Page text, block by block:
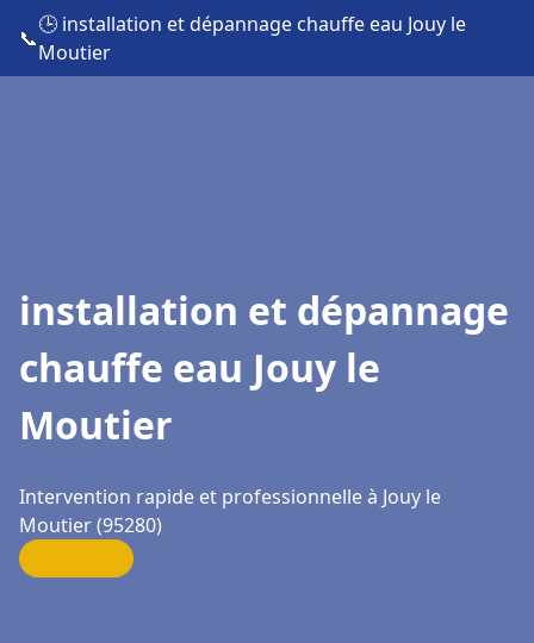
📞
🕒 installation et dépannage chauffe eau Jouy le
Moutier
installation et dépannage
chauffe eau Jouy le
Moutier
Intervention rapide et professionnelle à Jouy le
Moutier (95280)